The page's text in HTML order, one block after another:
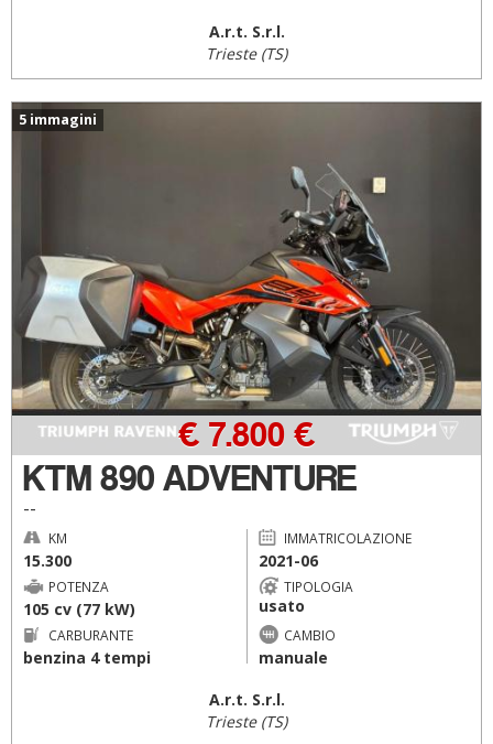
A.r.t. S.r.l.
Trieste (TS)
5 immagini
KTM 890 ADVENTURE
--
€ 7.800 €
KM
15.300
IMMATRICOLAZIONE
2021-06
POTENZA
105 cv (77 kW)
TIPOLOGIA
usato
CARBURANTE
benzina 4 tempi
CAMBIO
manuale
A.r.t. S.r.l.
Trieste (TS)